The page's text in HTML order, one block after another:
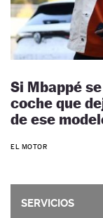
Si Mbappé
coche que
de ese
EL MOTOR